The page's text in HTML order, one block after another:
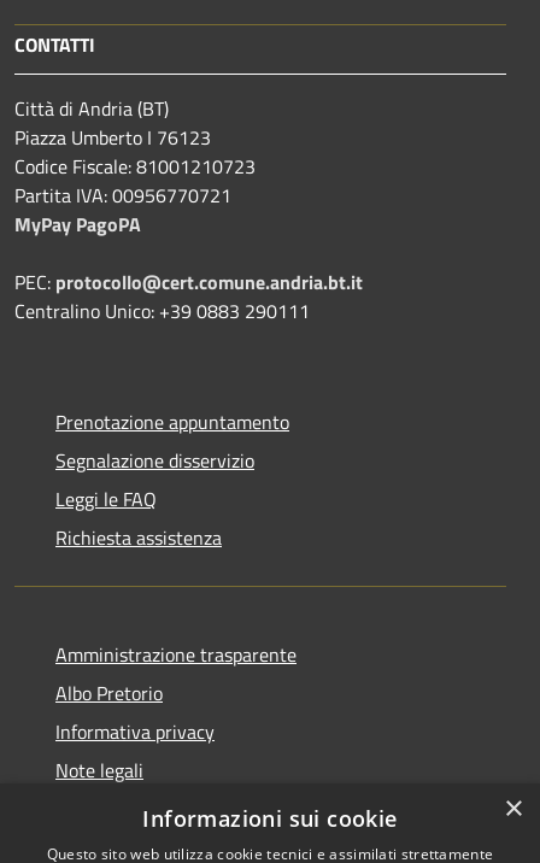
CONTATTI
Città di Andria (BT)
Piazza Umberto I 76123
Codice Fiscale: 81001210723
Partita IVA: 00956770721
MyPay PagoPA
PEC: protocollo@cert.comune.andria.bt.it
Centralino Unico: +39 0883 290111
Prenotazione appuntamento
Segnalazione disservizio
Leggi le FAQ
Richiesta assistenza
Amministrazione trasparente
Albo Pretorio
Informativa privacy
Note legali
Dichiarazione di accessibilità
×
Informazioni sui cookie
Questo sito web utilizza cookie tecnici e assimilati strettamente